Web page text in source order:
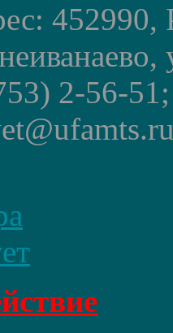
452990,
2-56-